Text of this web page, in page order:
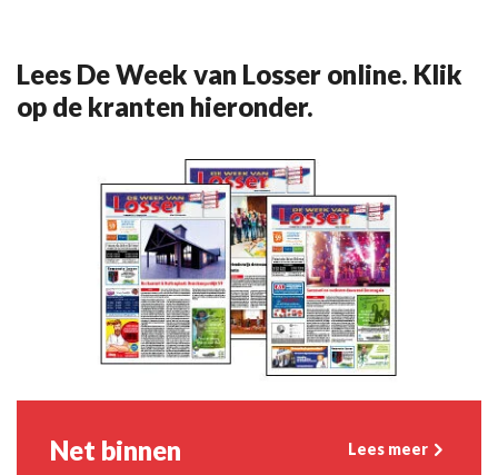
Lees De Week van Losser online. Klik
op de kranten hieronder.
Net binnen Lees meer